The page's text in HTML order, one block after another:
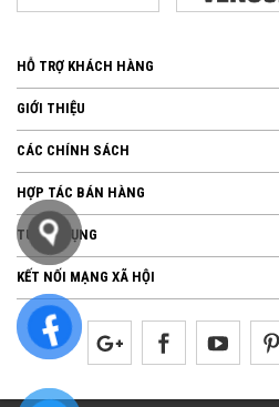
HỖ TRỢ KHÁCH HÀNG
GIỚI THIỆU
CÁC CHÍNH SÁCH
HỢP TÁC BÁN HÀNG
TUYỂN DỤNG
KẾT NỐI MẠNG XÃ HỘI